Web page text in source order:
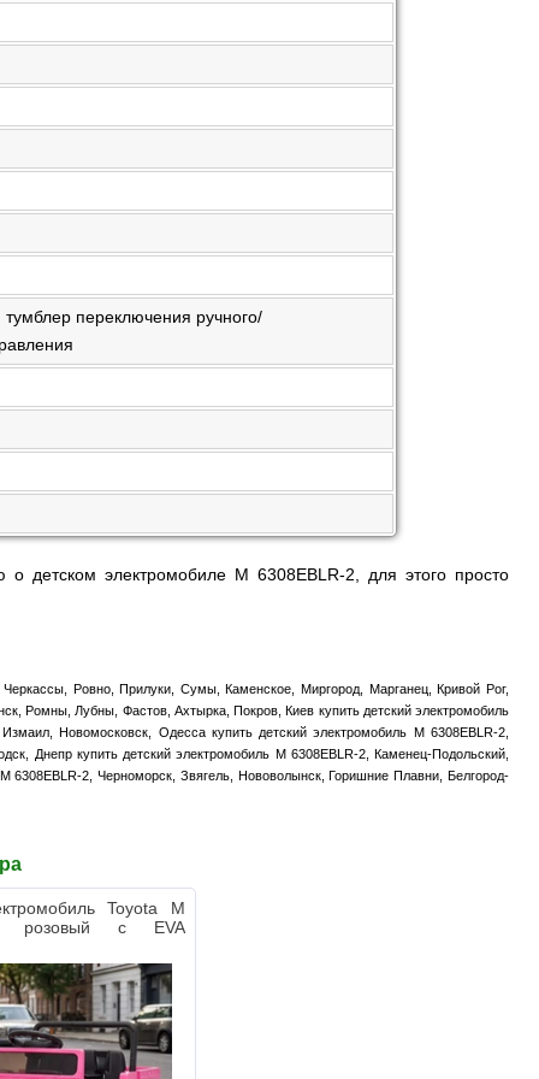
тумблер переключения ручного/
детском электромобиле M 6308EBLR-2, для этого просто
Ровно, Прилуки, Сумы, Каменское, Миргород, Марганец, Кривой Рог,
Ромны, Лубны, Фастов, Ахтырка, Покров, Киев купить детский электромобиль
Новомосковск, Одесса купить детский электромобиль M 6308EBLR-2,
Днепр купить детский электромобиль M 6308EBLR-2, Каменец-Подольский,
2, Черноморск, Звягель, Нововолынск, Горишние Плавни, Белгород-
Toyota M
8 розовый с EVA